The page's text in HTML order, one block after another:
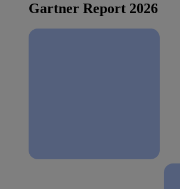
Gartner Report 2026